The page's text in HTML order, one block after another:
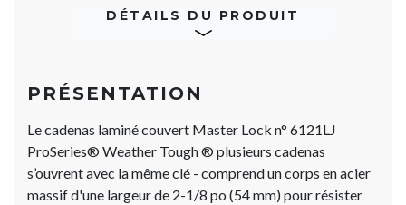
DÉTAILS DU PRODUIT
PRÉSENTATION
Le cadenas laminé couvert Master Lock n° 6121LJ
ProSeries® Weather Tough ® plusieurs cadenas
s’ouvrent avec la même clé - comprend un corps en acier
massif d'une largeur de 2-1/8 po (54 mm) pour résister